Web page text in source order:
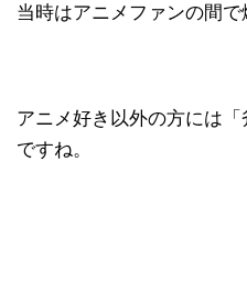
当時はアニメファンの間で
アニメ好き以外の方には
ですね。